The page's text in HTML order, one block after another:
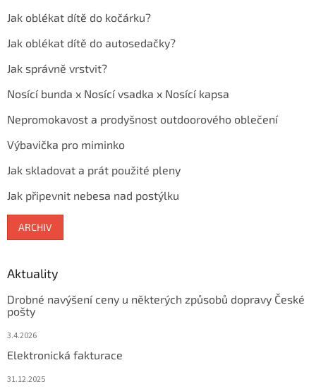
Jak oblékat dítě do kočárku?
Jak oblékat dítě do autosedačky?
Jak správně vrstvit?
Nosící bunda x Nosící vsadka x Nosící kapsa
Nepromokavost a prodyšnost outdoorového oblečení
Výbavička pro miminko
Jak skladovat a prát použité pleny
Jak připevnit nebesa nad postýlku
ARCHIV
Aktuality
Drobné navýšení ceny u některých způsobů dopravy České
pošty
3.4.2026
Elektronická fakturace
31.12.2025